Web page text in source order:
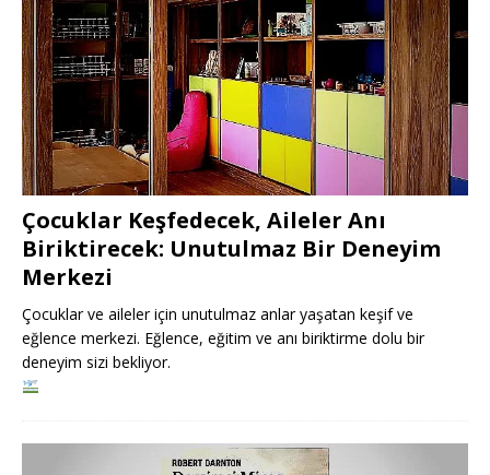
Çocuklar Keşfedecek, Aileler Anı
Biriktirecek: Unutulmaz Bir Deneyim
Merkezi
Çocuklar ve aileler için unutulmaz anlar yaşatan keşif ve
eğlence merkezi. Eğlence, eğitim ve anı biriktirme dolu bir
deneyim sizi bekliyor.